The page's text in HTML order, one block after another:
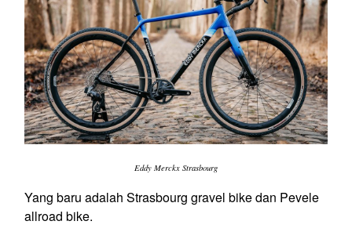
Eddy Merckx Strasbourg
Yang baru adalah Strasbourg gravel bikedan Pevele
allroad bike.